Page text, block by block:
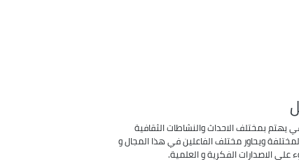
يهتم بمختلف الاحداث والنشاطات الثقافية
ويحاور مختلف الفاعلين في هذا المجال و
على الاصدارات الفكرية و العلمية.